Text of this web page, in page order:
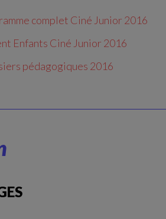
complet Ciné Junior 2016
Enfants Ciné Junior 2016
iers pédagogiques 2016